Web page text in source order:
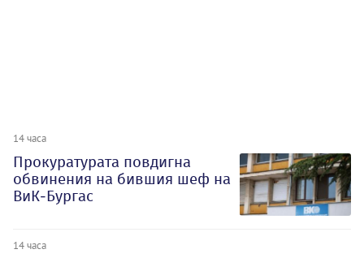
14 часа
Прокуратурата повдигна
обвинения на бившия шеф на
ВиК-Бургас
14 часа